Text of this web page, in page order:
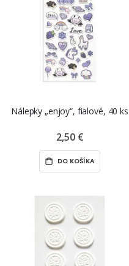
Nálepky „enjoy“, fialové, 40 ks
2,50 €
DO KOŠÍKA